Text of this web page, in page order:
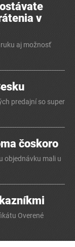
v
aj možnosť
predajní so super
čoskoro
objednávku mali u
Overené